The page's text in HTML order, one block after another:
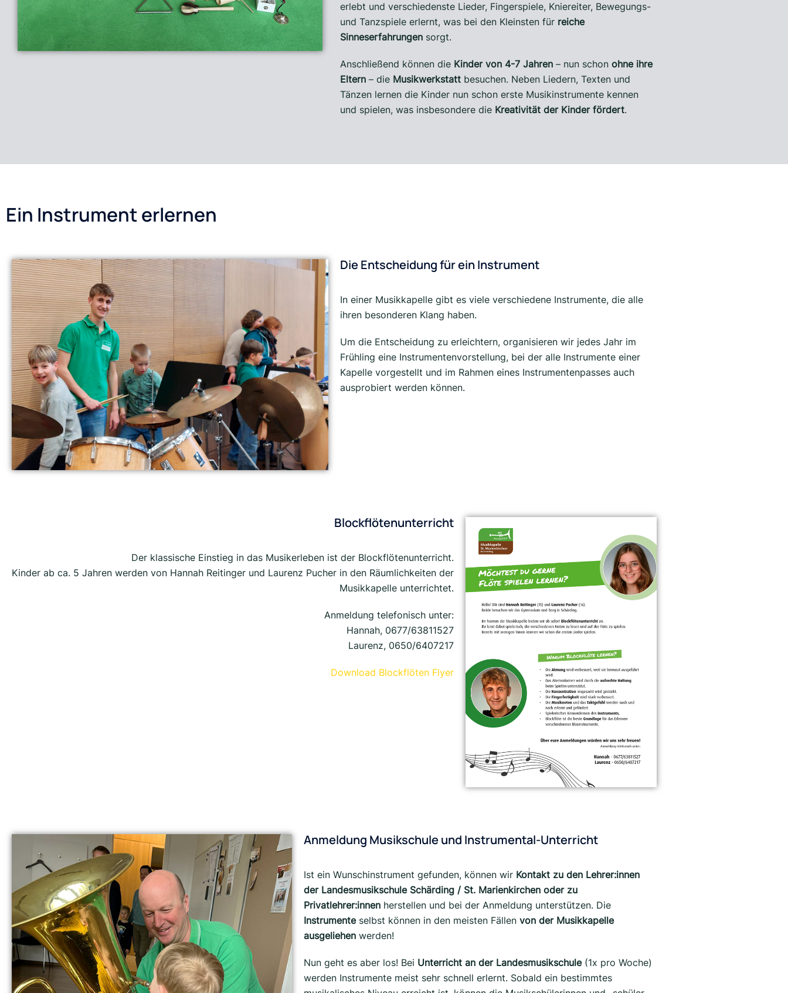
erlebt und verschiedenste Lieder, Fingerspiele, Kniereiter, Bewegungs-
und Tanzspiele erlernt, was bei den Kleinsten für reiche
Sinneserfahrungen sorgt.
Anschließend können die Kinder von 4-7 Jahren – nun schon ohne ihre
Eltern – die Musikwerkstatt besuchen. Neben Liedern, Texten und
Tänzen lernen die Kinder nun schon erste Musikinstrumente kennen
und spielen, was insbesondere die Kreativität der Kinder fördert.
Ein Instrument erlernen
Die Entscheidung für ein Instrument
In einer Musikkapelle gibt es viele verschiedene Instrumente, die alle
ihren besonderen Klang haben.
Um die Entscheidung zu erleichtern, organisieren wir jedes Jahr im
Frühling eine Instrumentenvorstellung, bei der alle Instrumente einer
Kapelle vorgestellt und im Rahmen eines Instrumentenpasses auch
ausprobiert werden können.
Blockflötenunterricht
Der klassische Einstieg in das Musikerleben ist der Blockflötenunterricht.
Kinder ab ca. 5 Jahren werden von Hannah Reitinger und Laurenz Pucher in den Räumlichkeiten der
Musikkapelle unterrichtet.
Anmeldung telefonisch unter:
Hannah, 0677/63811527
Laurenz, 0650/6407217
Download Blockflöten Flyer
Anmeldung Musikschule und Instrumental-Unterricht
Ist ein Wunschinstrument gefunden, können wir Kontakt zu den Lehrer:innen
der Landesmusikschule Schärding / St. Marienkirchen oder zu
Privatlehrer:innenherstellen und bei der Anmeldung unterstützen. Die
Instrumenteselbst können in den meisten Fällen von der Musikkapelle
ausgeliehenwerden!
Nun geht es aber los! Bei Unterricht an der Landesmusikschule(1x pro Woche)
werden Instrumente meist sehr schnell erlernt. Sobald ein bestimmtes